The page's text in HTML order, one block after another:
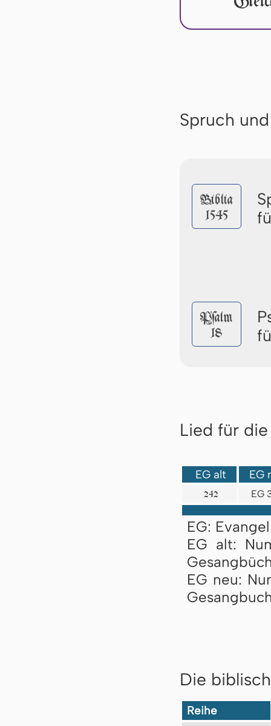
Spruch
Biblia
1545
Pſalm
18
Lied für
EG alt EG
242 EG
EG:
EG alt:
EG neu:
Die
Reihe